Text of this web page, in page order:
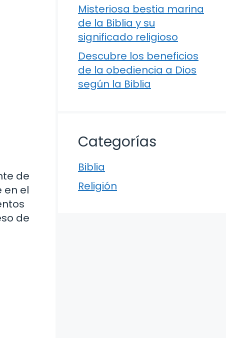
de
en el
de
Misteriosa bestia marina
de la Biblia y su
significado religioso
Descubre los beneficios
de la obediencia a Dios
según la Biblia
Categorías
Biblia
Religión